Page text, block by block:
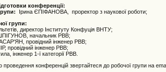
конференції:
Ірина ЄПІФАНОВА, проректор з наукової роботи;
групи:
директор Інституту Конфуція ВНТУ;
начальник РВВ;
провідний інженер РВВ;
провідний інженер РВВ;
інженер 1-ї категорії РВВ.
проведення конференцій звертайтеся до робочої групи на